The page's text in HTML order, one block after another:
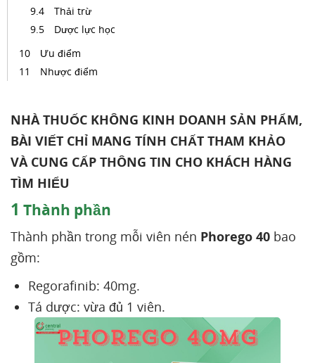
Thải trừ
Dược lực học
Ưu điểm
Nhược điểm
NHÀ THUỐC KHÔNG KINH DOANH SẢN PHẨM,
BÀI VIẾT CHỈ MANG TÍNH CHẤT THAM KHẢO
VÀ CUNG CẤP THÔNG TIN CHO KHÁCH HÀNG
TÌM HIỂU
1 Thành phần
Thành phần trong mỗi viên nén Phorego 40 bao
gồm:
Regorafinib: 40mg.
Tá dược: vừa đủ 1 viên.